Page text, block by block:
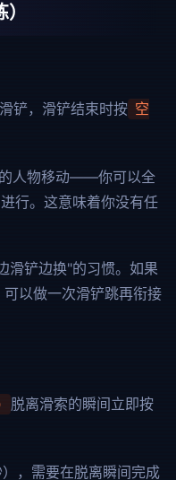
铲，滑铲结束时按 空
的人物移动——你可以全
行。这意味着你没有任
滑铲边换"的习惯。如果
以做一次滑铲跳再衔接
脱离滑索的瞬间立即按
），需要在脱离瞬间完成